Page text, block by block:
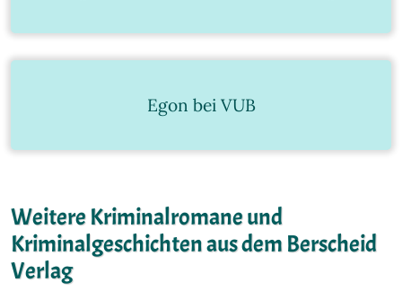
Egon bei VUB
Weitere Kriminalromane und
Kriminalgeschichten aus dem Berscheid
Verlag